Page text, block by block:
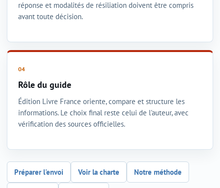
réponse et modalités de résiliation doivent être compris
avant toute décision.
Rôle du guide
Édition Livre France oriente, compare et structure les
informations. Le choix final reste celui de l'auteur, avec
vérification des sources officielles.
Préparer l'envoi Voir la charte Notre méthode